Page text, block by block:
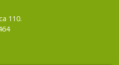
110.